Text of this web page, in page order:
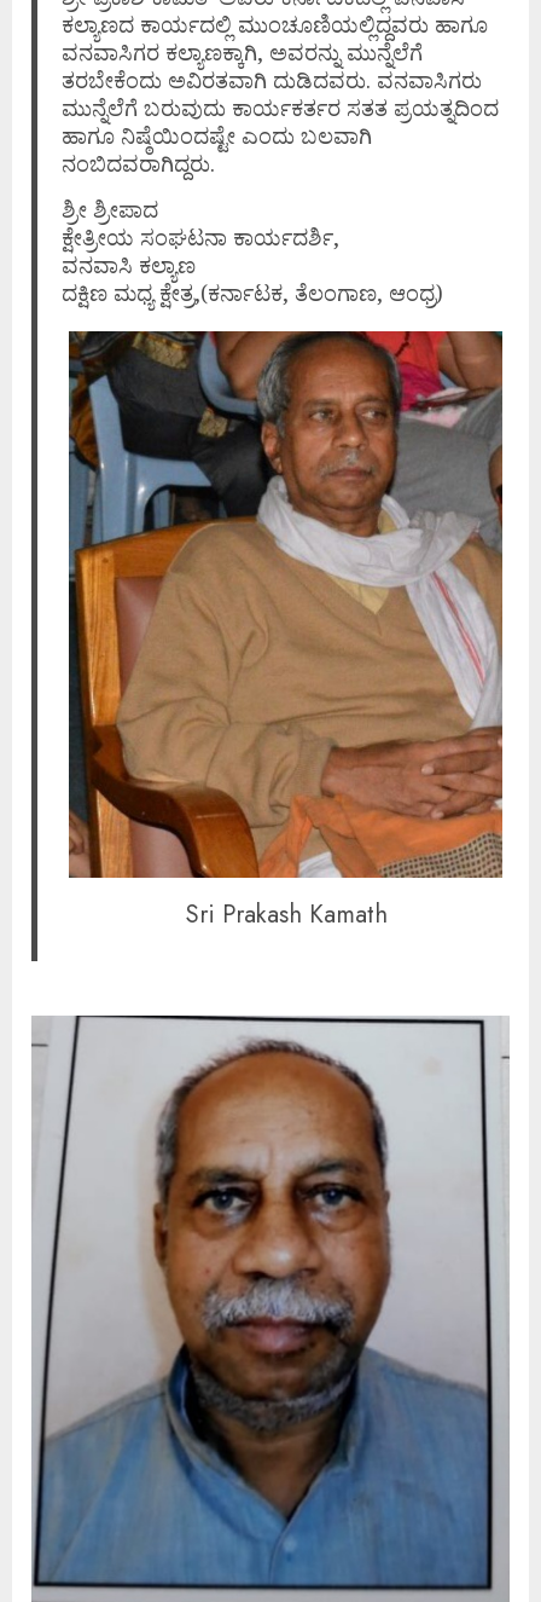
ಕಲ್ಯಾಣದ ಕಾರ್ಯದಲ್ಲಿ ಮುಂಚೂಣಿಯಲ್ಲಿದ್ದವರು ಹಾಗೂ
ವನವಾಸಿಗರ ಕಲ್ಯಾಣಕ್ಕಾಗಿ, ಅವರನ್ನು ಮುನ್ನೆಲೆಗೆ
ತರಬೇಕೆಂದು ಅವಿರತವಾಗಿ ದುಡಿದವರು. ವನವಾಸಿಗರು
ಮುನ್ನೆಲೆಗೆ ಬರುವುದು ಕಾರ್ಯಕರ್ತರ ಸತತ ಪ್ರಯತ್ನದಿಂದ
ಹಾಗೂ ನಿಷ್ಠೆಯಿಂದಷ್ಟೇ ಎಂದು ಬಲವಾಗಿ
ನಂಬಿದವರಾಗಿದ್ದರು.
ಶ್ರೀ ಶ್ರೀಪಾದ
ಕ್ಷೇತ್ರೀಯ ಸಂಘಟನಾ ಕಾರ್ಯದರ್ಶಿ,
ವನವಾಸಿ ಕಲ್ಯಾಣ
ದಕ್ಷಿಣ ಮಧ್ಯ ಕ್ಷೇತ್ರ,(ಕರ್ನಾಟಕ, ತೆಲಂಗಾಣ, ಆಂಧ್ರ)
Sri Prakash Kamath